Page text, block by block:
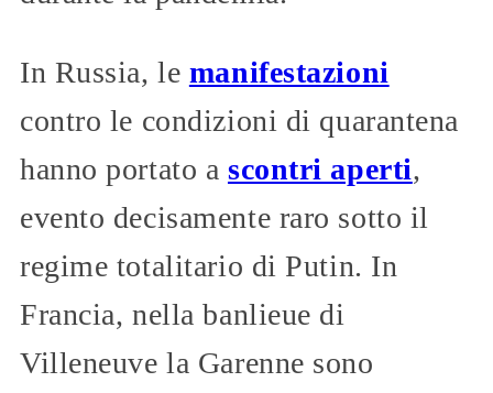
In Russia, le manifestazioni
contro le condizioni di quarantena
hanno portato a scontri aperti,
evento decisamente raro sotto il
regime totalitario di Putin. In
Francia, nella banlieue di
Villeneuve la Garenne sono